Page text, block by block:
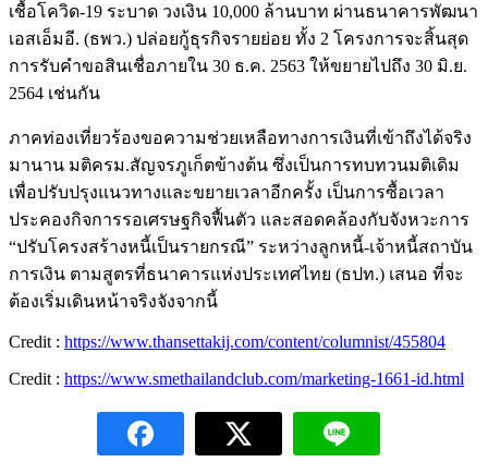
เชื้อโควิด-19 ระบาด วงเงิน 10,000 ล้านบาท ผ่านธนาคารพัฒนา
เอสเอ็มอี. (ธพว.) ปล่อยกู้ธุรกิจรายย่อย ทั้ง 2 โครงการจะสิ้นสุด
การรับคำขอสินเชื่อภายใน 30 ธ.ค. 2563 ให้ขยายไปถึง 30 มิ.ย.
2564 เช่นกัน
ภาคท่องเที่ยวร้องขอความช่วยเหลือทางการเงินที่เข้าถึงได้จริง
มานาน มติครม.สัญจรภูเก็ตข้างต้น ซึ่งเป็นการทบทวนมติเดิม
เพื่อปรับปรุงแนวทางและขยายเวลาอีกครั้ง เป็นการซื้อเวลา
ประคองกิจการรอเศรษฐกิจฟื้นตัว และสอดคล้องกับจังหวะการ
“ปรับโครงสร้างหนี้เป็นรายกรณี” ระหว่างลูกหนี้-เจ้าหนี้สถาบัน
การเงิน ตามสูตรที่ธนาคารแห่งประเทศไทย (ธปท.) เสนอ ที่จะ
ต้องเริ่มเดินหน้าจริงจังจากนี้
Credit : https://www.thansettakij.com/content/columnist/455804
Credit : https://www.smethailandclub.com/marketing-1661-id.html